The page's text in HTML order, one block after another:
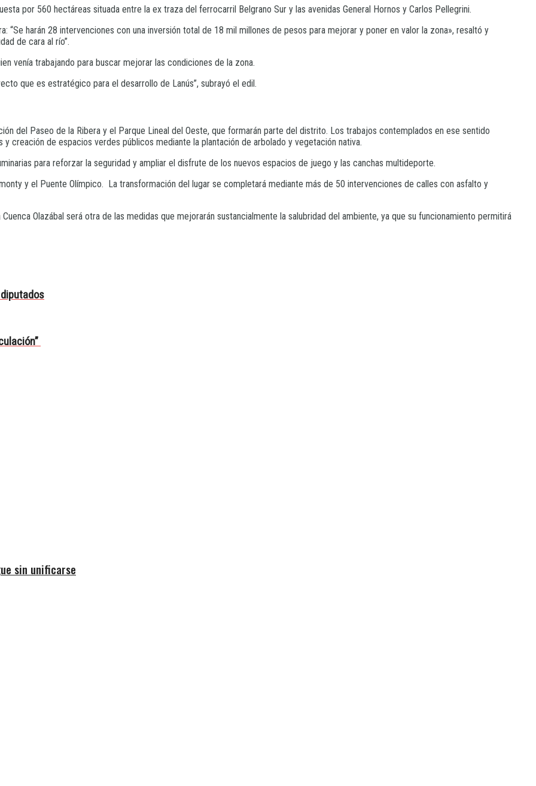
por 560 hectáreas situada entre la ex traza del ferrocarril Belgrano Sur y las avenidas General Hornos y Carlos Pellegrini.
“Se harán 28 intervenciones con una inversión total de 18 mil millones de pesos para mejorar y poner en valor la zona», resaltó y
de cara al río”.
venía trabajando para buscar mejorar las condiciones de la zona.
que es estratégico para el desarrollo de Lanús”, subrayó el edil.
del Paseo de la Ribera y el Parque Lineal del Oeste, que formarán parte del distrito. Los trabajos contemplados en ese sentido
creación de espacios verdes públicos mediante la plantación de arbolado y vegetación nativa.
para reforzar la seguridad y ampliar el disfrute de los nuevos espacios de juego y las canchas multideporte.
y el Puente Olímpico. La transformación del lugar se completará mediante más de 50 intervenciones de calles con asfalto y
Olazábal será otra de las medidas que mejorarán sustancialmente la salubridad del ambiente, ya que su funcionamiento permitirá
sin unificarse